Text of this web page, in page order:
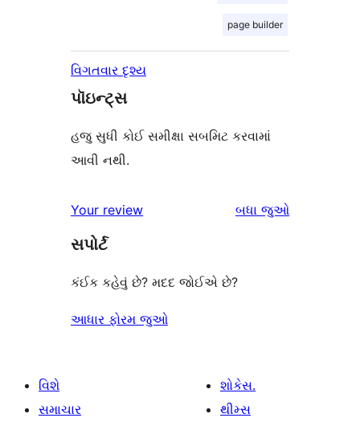
page builder
વિગતવાર દૃશ્ય
પૉઇન્ટ્સ
હજુ સુધી કોઈ સમીક્ષા સબમિટ કરવામાં
આવી નથી.
Your review બધા સમીક્ષાઓ
જુઓ
સપોર્ટ
કંઈક કહેવું છે? મદદ જોઈએ છે?
આધાર ફોરમ જુઓ
વિશે
સમાચાર
શોકેસ.
થીમ્સ